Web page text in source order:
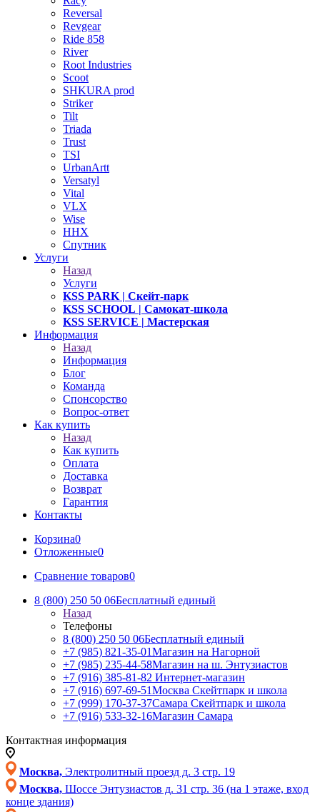
Reversal
Revgear
Ride 858
River
Root Industries
Scoot
SHKURA рrоd
Striker
Tilt
Triada
Trust
TSI
UrbanArtt
Versatyl
Vital
VLX
Wise
ННХ
Спутник
Услуги
Назад
Услуги
KSS PARK | Скейт-парк
KSS SCHOOL | Самокат-школа
KSS SERVICE | Мастерская
Информация
Назад
Информация
Блог
Команда
Спонсорство
Вопрос-ответ
Как купить
Назад
Как купить
Оплата
Доставка
Возврат
Гарантия
Контакты
Корзина0
Отложенные0
Сравнение товаров0
8 (800) 250 50 06Бесплатный единый
Назад
Телефоны
8 (800) 250 50 06Бесплатный единый
+7 (985) 821-35-01Магазин на Нагорной
+7 (985) 235-44-58Магазин на ш. Энтузиастов
+7 (916) 385-81-82 Интернет-магазин
+7 (916) 697-69-51Москва Скейтпарк и школа
+7 (999) 170-37-37Самара Скейтпарк и школа
+7 (916) 533-32-16Магазин Самара
Контактная информация
Москва, Электролитный проезд д. 3 стр. 19
Москва, Шоссе Энтузиастов д. 31 стр. 36 (на 1 этаже, вход
конце здания)